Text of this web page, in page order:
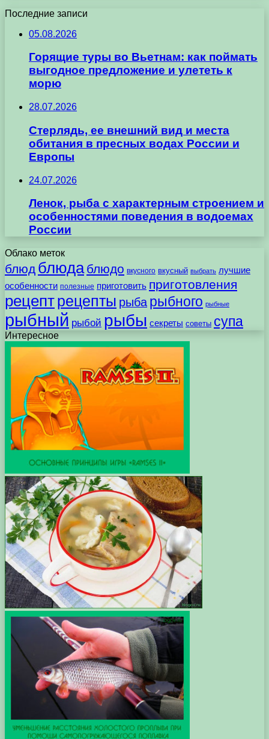
Последние записи
05.08.2026
Горящие туры во Вьетнам: как поймать
выгодное предложение и улететь к
морю
28.07.2026
Стерлядь, ее внешний вид и места
обитания в пресных водах России и
Европы
24.07.2026
Ленок, рыба с характерным строением и
особенностями поведения в водоемах
России
Облако меток
блюд блюда блюдо вкусного вкусный выбрать лучшие
особенности полезные приготовить приготовления
рецептрецепты рыба рыбного рыбные
рыбный рыбой рыбы секреты советы супа
Интересное